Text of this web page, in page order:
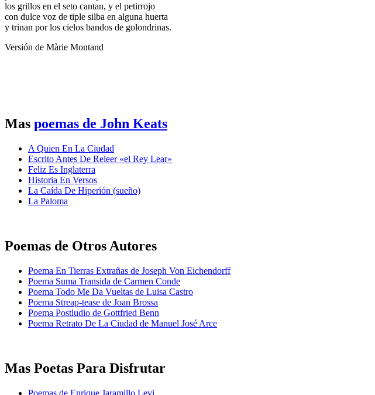
los grillos en el seto cantan, y el petirrojo
con dulce voz de tiple silba en alguna huerta
y trinan por los cielos bandos de golondrinas.
Versión de Màrie Montand
Mas poemas de John Keats
A Quien En La Ciudad
Escrito Antes De Releer «el Rey Lear»
Feliz Es Inglaterra
Historia En Versos
La Caída De Hiperión (sueño)
La Paloma
Poemas de Otros Autores
Poema En Tierras Extrañas de Joseph Von Eichendorff
Poema Suma Transida de Carmen Conde
Poema Todo Me Da Vueltas de Luisa Castro
Poema Streap-tease de Joan Brossa
Poema Postludio de Gottfried Benn
Poema Retrato De La Ciudad de Manuel José Arce
Mas Poetas Para Disfrutar
Poemas de Enrique Jaramillo Levi